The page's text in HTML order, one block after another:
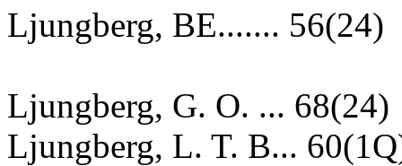
Ljungberg, BE....... 56(24)
Ljungberg, G. O. ... 68(24)
Ljungberg, L. T. B...